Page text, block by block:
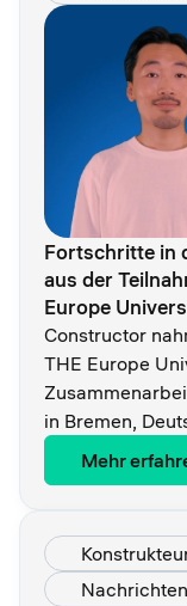
Fortschritte in
aus der
Europe
Constructor
THE Europe
in Bremen,
Mehr
Nachrichten